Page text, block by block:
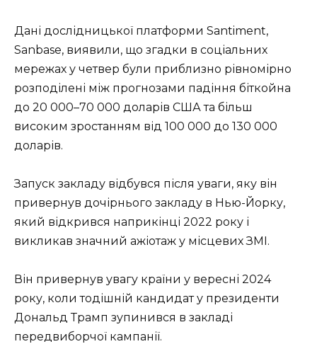
Дані дослідницької платформи Santiment,
Sanbase, виявили, що згадки в соціальних
мережах у четвер були приблизно рівномірно
розподілені між прогнозами падіння біткойна
до 20 000–70 000 доларів США та більш
високим зростанням від 100 000 до 130 000
доларів.
Запуск закладу відбувся після уваги, яку він
привернув дочірнього закладу в Нью-Йорку,
який відкрився наприкінці 2022 року і
викликав значний ажіотаж у місцевих ЗМІ.
Він привернув увагу країни у вересні 2024
року, коли тодішній кандидат у президенти
Дональд Трамп зупинився в закладі
передвиборчої кампанії.